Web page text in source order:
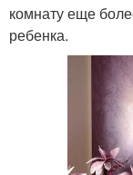
комнату еще
ребенка.